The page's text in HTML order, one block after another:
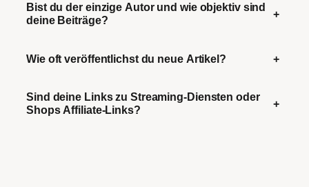
Bist du der einzige Autor und wie objektiv sind
deine Beiträge?
+
Wie oft veröffentlichst du neue Artikel? +
Sind deine Links zu Streaming-Diensten oder
Shops Affiliate-Links?
+